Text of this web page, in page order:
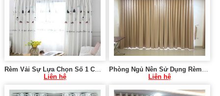
Rèm Vải Sự Lựa Chọn Số 1 Cho Không Gian Các Phòng SK673
Liên hệ
Phòng Ngủ Nên Sử Dụng Rèm Nào RV06 ?
Liên hệ